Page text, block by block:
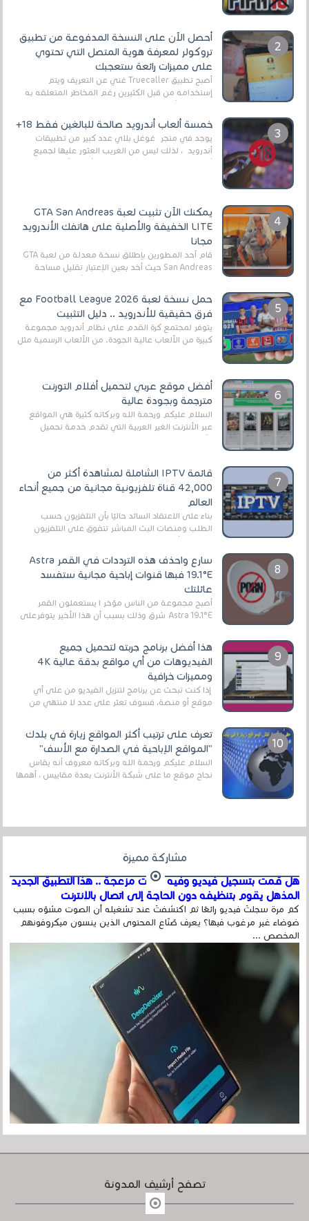
أحصل الآن على النسخة المدفوعة من تطبيق
تروكولر لمعرفة هوية المتصل التي تحتوي
على مميزات رائعة ستعجبك
أصبح تطبيق Truecaller غني عن التعريف ويتم
إستخدامه من قبل الكثيرين رغم المخاطر المتعلقه به
خمسة ألعاب أندرويد صالحة للبالغين فقط 18+
يوجد في متجر غوغل بلاي عدد كبير من تطبيقات
أندرويد ، لذلك ليس من الغريب العثور عليها لجميع
يمكنك الآن تثبيت لعبة GTA San Andreas
LITE الخفيفة والأصلية على هاتفك الأندرويد
مجانا
قام أحد المطورين بإطلاق نسخة معدلة من لعبة GTA
San Andreas حيث أخد بعين الإعتبار تقليل مساحة
حمل نسخة لعبة Football League 2026 مع
فرق حقيقية للأندرويد .. دليل التثبيت
يتوفر لمجتمع كرة القدم على نظام أندرويد مجموعة
كبيرة من الألعاب عالية الجودة. من الألعاب الرسمية مثل
أفضل موقع عربي لتحميل أفلام التورنت
مترجمة وبجودة عالية
السلام عليكم ورحمة الله وبركاته كثيرة هي المواقع
عبر الأنترنت الغير العربية التي تقدم خدمة تحميل
الأفلام على التورنت ، ومعظم هذه المواقع ل...
قائمة IPTV الشاملة لمشاهدة أكثر من
42,000 قناة تلفزيونية مجانية من جميع أنحاء
العالم
بناءً على الاعتقاد السائد حاليًا بأن التلفزيون حسب
الطلب ومنصات البث المباشر تتفوق على التلفزيون
الرقمي الأرضي التقليدي، يُعدّ IPTV-org خيار...
سارع واحذف هذه الترددات في القمر Astra
19.1°E فبها قنوات إباحية مجانية ستفسد
عائلتك
أصبح مجموعة من الناس مؤخر ا يستعملون القمر
Astra 19.1°E شرق وذلك بسبب أن هذا الأخير يتوفرعلى
هذا أفضل برنامج جربته لتحميل جميع
الفيديوهات من أي مواقع بدقة عالية 4K
ومميزات خرافية
إذا كنت تبحث عن برنامج لتنزيل الفيديو من على أي
موقع أو منصة، فسوف تعثر على عدد لا منتهي من
تعرف على ترتيب أكثر المواقع زيارة في بلدك
"المواقع الإباحية في الصدارة مع الأسف"
السلام عليكم ورحمة الله وبركاته معروف أنه يقاس
نجاح موقع ما على شبكة الأنترنت بعدة مقاييس ، أهمها
مشاركة مميزة
هل قمت بتسجيل فيديو وفيه أصوت مزعجة .. هذا التطبيق الجديد
المذهل يقوم بتنظيفه دون الحاجة إلى اتصال بالإنترنت
كم مرة سجلتَ فيديو رائعًا ثم اكتشفتَ عند تشغيله أن الصوت مشوّه بسبب
ضوضاء غير مرغوب فيها؟ يعرف صُنّاع المحتوى الذين ينسون ميكروفونهم
المخصص ...
تصفح أرشيف المدونة